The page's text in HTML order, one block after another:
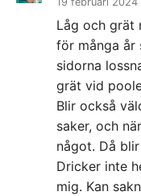
Låg och grät
för många år
sidorna
grät vid
Blir också
saker, och
något. Då
Dricker inte
mig. Kan